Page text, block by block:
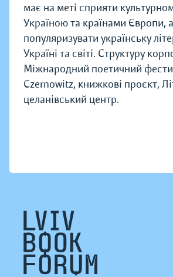
має на меті сприяти
Україною та країнами Європи,
популяризувати українську
Україні та світі. Структуру
Міжнародний поетичний
Czernowitz, книжкові проєкт,
целанівський центр.